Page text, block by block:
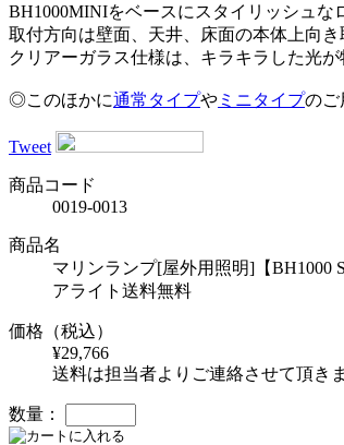
BH1000MINIをベースにスタイリッシュな
取付方向は壁面、天井、床面の本体上向
クリアーガラス仕様は、キラキラした光
◎このほかに通常タイプや ミニタイプのご
Tweet
商品コード
0019-0013
商品名
マリンランプ[屋外用照明]【BH1000
アライト送料無料
価格（税込）
¥29,766
送料は担当者よりご連絡させて頂きま
数量：